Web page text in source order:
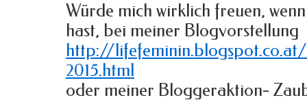
Würde mich wirklich freuen,
hast, bei meiner Blogvorstellung
http://
2015.html
oder meiner Bloggeraktion-